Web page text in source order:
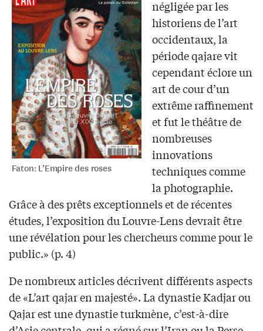
Faton: L’Empire des roses
négligée par les
historiens de l’art
occidentaux, la
période qajare vit
cependant éclore un
art de cour d’un
extrême raffinement
et fut le théâtre de
nombreuses
innovations
techniques comme
la photographie.
Grâce à des prêts exceptionnels et de récentes
études, l’exposition du Louvre-Lens devrait être
une révélation pour les chercheurs comme pour le
public.» (p. 4)
De nombreux articles décrivent différents aspects
de «L’art qajar en majesté». La dynastie Kadjar ou
Qajar est une dynastie turkmène, c’est-à-dire